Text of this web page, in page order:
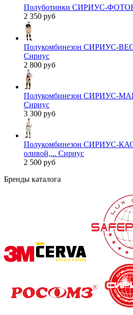
Полуботинки СИРИУС-ФОТОН
2 350 руб
Полукомбинезон СИРИУС-
Сириус
2 800 руб
Полукомбинезон СИРИУС-
Сириус
3 300 руб
Полукомбинезон СИРИУС-
оливой,... Сириус
2 500 руб
Бренды каталога